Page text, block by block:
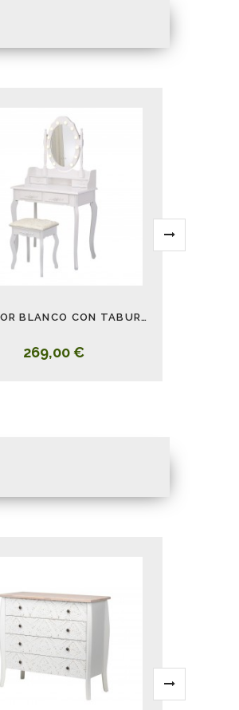
TOCADOR BLANCO CON TABURETE Y LUCES LED CHARM
269,00 €